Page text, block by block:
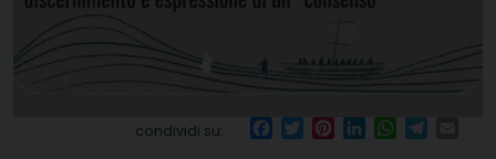
condividi su: Facebook
TwitterPinterest
LinkedInWhatsApp